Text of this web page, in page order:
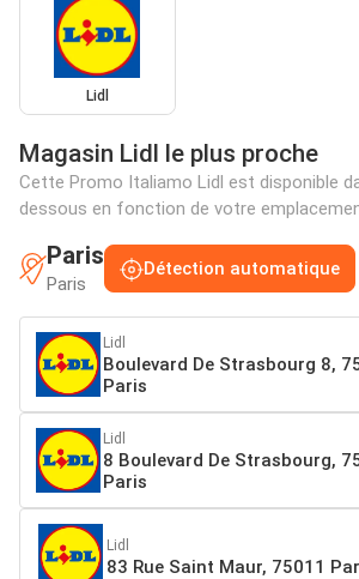
Lidl
Magasin Lidl le plus proche
Cette Promo Italiamo Lidl est disponible
dessous en fonction de votre
Paris
Paris
Détection automatique
Lidl
Boulevard De Strasbourg 8,
Paris
Lidl
8 Boulevard De Strasbourg,
Paris
Lidl
83 Rue Saint Maur, 75011